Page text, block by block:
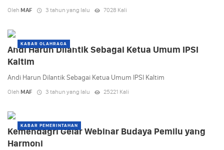
Oleh MAF 3 tahun yang lalu 7028 Kali
KABAR OLAHRAGA
Andi Harun Dilantik Sebagai Ketua Umum IPSI
Kaltim
Andi Harun Dilantik Sebagai Ketua Umum IPSI Kaltim
Oleh MAF 3 tahun yang lalu 25221 Kali
KABAR PEMERINTAHAN
Kemendagri Gelar Webinar Budaya Pemilu yang
Harmoni